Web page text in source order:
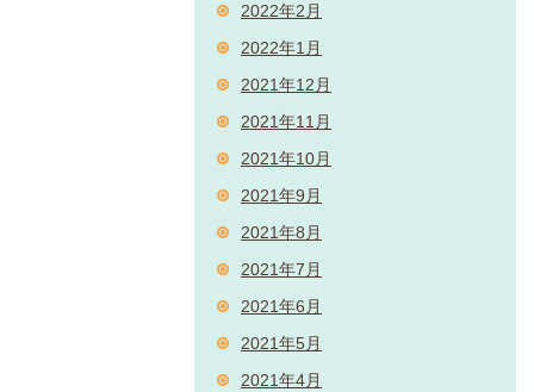
2022年2月
2022年1月
2021年12月
2021年11月
2021年10月
2021年9月
2021年8月
2021年7月
2021年6月
2021年5月
2021年4月